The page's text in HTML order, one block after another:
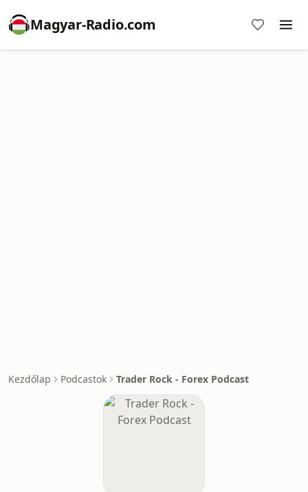
Magyar-Radio.com
Kezdőlap Podcastok Trader Rock - Forex Podcast